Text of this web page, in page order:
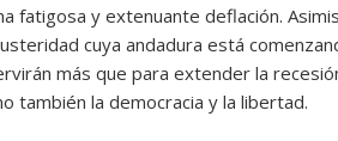
fatigosa y extenuante deflación.
cuya andadura está
más que para extender la
también la democracia y la libertad.